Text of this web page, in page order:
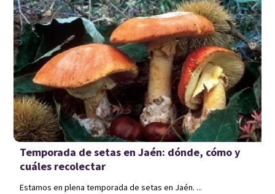
Temporada de setas en Jaén: dónde, cómo y
cuáles recolectar
Estamos en plena temporada de setas en Jaén. ...